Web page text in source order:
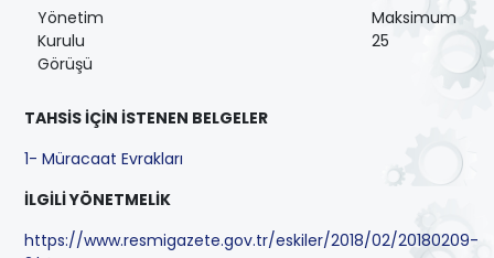
Yönetim
Kurulu
Görüşü
Maksimum
25
TAHSİS İÇİN İSTENEN BELGELER
1- Müracaat Evrakları
İLGİLİ YÖNETMELİK
https://www.resmigazete.gov.tr/eskiler/2018/02/20180209-